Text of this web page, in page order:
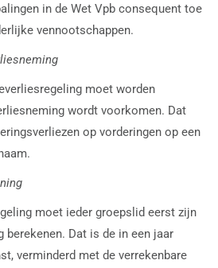
in de Wet Vpb consequent toe
vennootschappen.
moet worden
wordt voorkomen. Dat
op vorderingen op een
moet ieder groepslid eerst zijn
berekenen. Dat is de in een jaar
verminderd met de verrekenbare